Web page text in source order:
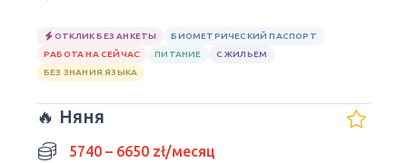
ОТКЛИК БЕЗ АНКЕТЫ
БИОМЕТРИЧЕСКИЙ ПАСПОРТ
РАБОТА НА СЕЙЧАС
ПИТАНИЕ
С ЖИЛЬЕМ
БЕЗ ЗНАНИЯ ЯЗЫКА
🔥 Няня
5740 – 6650 zł/месяц